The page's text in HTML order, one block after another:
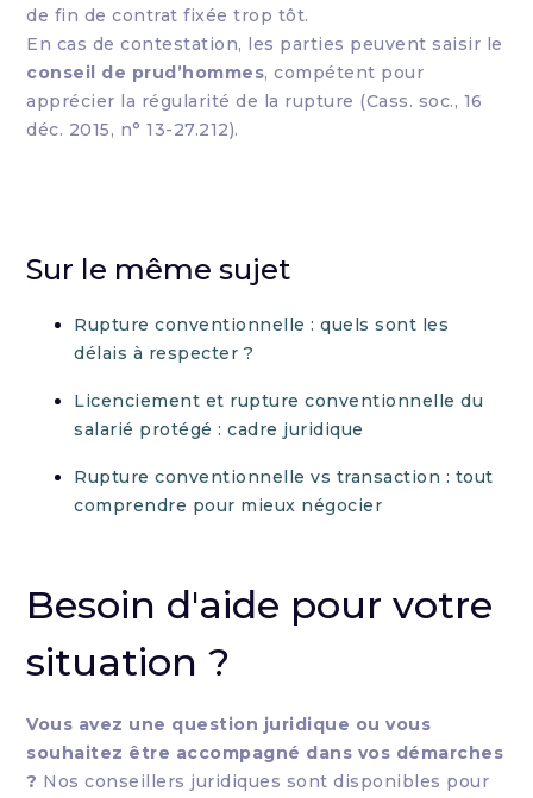
de fin de contrat fixée trop tôt.
En cas de contestation, les parties peuvent saisir le
conseil de prud’hommes, compétent pour
apprécier la régularité de la rupture (Cass. soc., 16
déc. 2015, n° 13-27.212).
Sur le même sujet
Rupture conventionnelle : quels sont les
délais à respecter ?
Licenciement et rupture conventionnelle du
salarié protégé : cadre juridique
Rupture conventionnelle vs transaction : tout
comprendre pour mieux négocier
Besoin d'aide pour votre
situation ?
Vous avez une question juridique ou vous
souhaitez être accompagné dans vos démarches
? Nos conseillers juridiques sont disponibles pour